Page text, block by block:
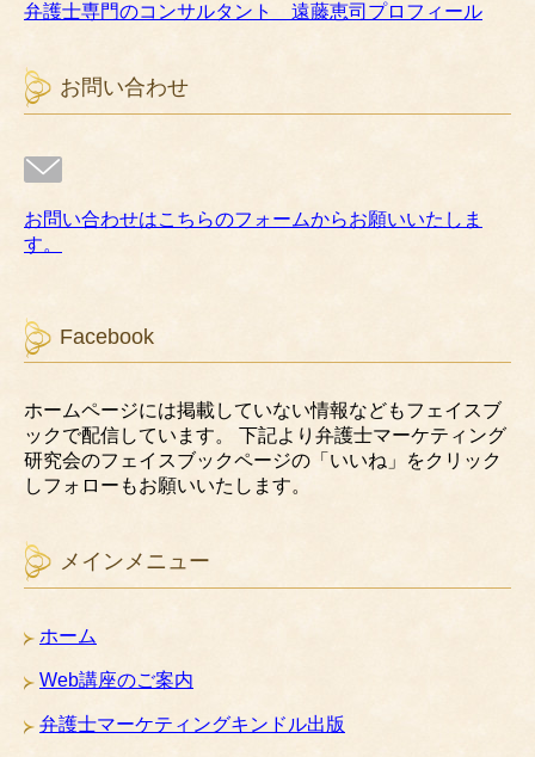
弁護士専門のコンサルタント 遠藤恵司プロフィール
お問い合わせ
お問い合わせはこちらのフォームからお願いいたしま
す。
Facebook
ホームページには掲載していない情報などもフェイスブ
ックで配信しています。 下記より弁護士マーケティング
研究会のフェイスブックページの「いいね」をクリック
しフォローもお願いいたします。
メインメニュー
ホーム
Web講座のご案内
弁護士マーケティングキンドル出版